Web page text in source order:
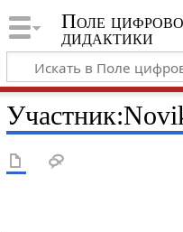
Поле
дидактики
Участник: